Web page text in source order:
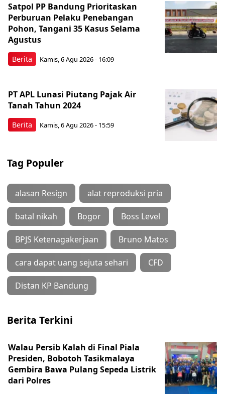
Berita
Satpol PP Bandung Prioritaskan
Perburuan Pelaku Penebangan
Pohon, Tangani 35 Kasus Selama
Agustus
Kamis, 6 Agu 2026 - 16:09
Berita
PT APL Lunasi Piutang Pajak Air
Tanah Tahun 2024
Kamis, 6 Agu 2026 - 15:59
Tag Populer
alasan Resign alat reproduksi pria
batal nikah Bogor Boss Level
BPJS Ketenagakerjaan Bruno Matos
cara dapat uang sejuta sehari CFD
Distan KP Bandung
Berita Terkini
Walau Persib Kalah di Final Piala
Presiden, Bobotoh Tasikmalaya
Gembira Bawa Pulang Sepeda Listrik
dari Polres